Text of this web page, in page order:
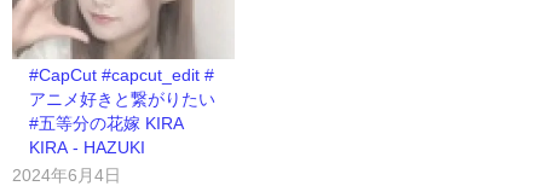
#CapCut #capcut_edit #
アニメ好きと繋がりたい
#五等分の花嫁 KIRA
KIRA - HAZUKI
2024年6月4日